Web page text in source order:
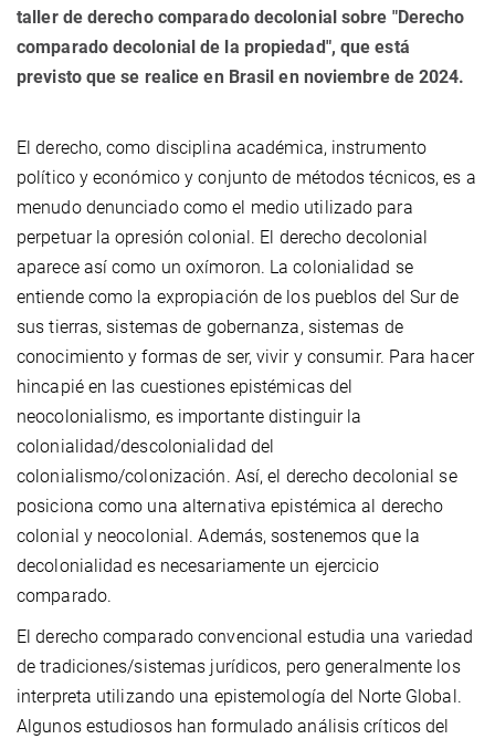
taller de derecho comparado decolonial sobre "Derecho
comparado decolonial de la propiedad", que está
previsto que se realice en Brasil en noviembre de 2024.
El derecho, como disciplina académica, instrumento
político y económico y conjunto de métodos técnicos, es a
menudo denunciado como el medio utilizado para
perpetuar la opresión colonial. El derecho decolonial
aparece así como un oxímoron. La colonialidad se
entiende como la expropiación de los pueblos del Sur de
sus tierras, sistemas de gobernanza, sistemas de
conocimiento y formas de ser, vivir y consumir. Para hacer
hincapié en las cuestiones epistémicas del
neocolonialismo, es importante distinguir la
colonialidad/descolonialidad del
colonialismo/colonización. Así, el derecho decolonial se
posiciona como una alternativa epistémica al derecho
colonial y neocolonial. Además, sostenemos que la
decolonialidad es necesariamente un ejercicio
comparado.
El derecho comparado convencional estudia una variedad
de tradiciones/sistemas jurídicos, pero generalmente los
interpreta utilizando una epistemología del Norte Global.
Algunos estudiosos han formulado análisis críticos del